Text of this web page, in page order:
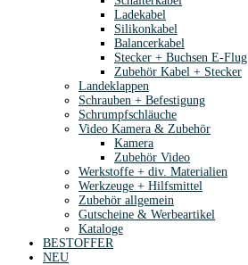
Ladekabel
Silikonkabel
Balancerkabel
Stecker + Buchsen E-Flug
Zubehör Kabel + Stecker
Landeklappen
Schrauben + Befestigung
Schrumpfschläuche
Video Kamera & Zubehör
Kamera
Zubehör Video
Werkstoffe + div. Materialien
Werkzeuge + Hilfsmittel
Zubehör allgemein
Gutscheine & Werbeartikel
Kataloge
BESTOFFER
NEU